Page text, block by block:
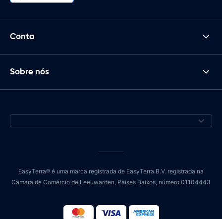
Conta
Sobre nós
EasyTerra® é uma marca registrada de EasyTerra B.V. registrada na
Câmara de Comércio de Leeuwarden, Países Baixos, número 01104443